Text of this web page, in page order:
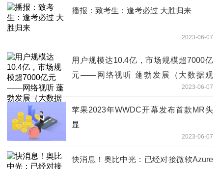
播报：致考生：逢考必过 大胜归来
2023-06-07
用户规模达10.4亿，市场规模超7000亿
元——网络视听 蓬勃发展（大数据观
2023-06-07
苹果2023年WWDC开幕发布首款MR头
显
2023-06-07
快消息！奥比中光：已经对接微软Azure